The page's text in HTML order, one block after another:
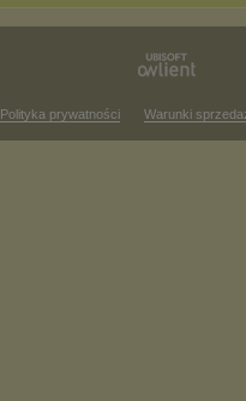
Polityka prywatności Warunki